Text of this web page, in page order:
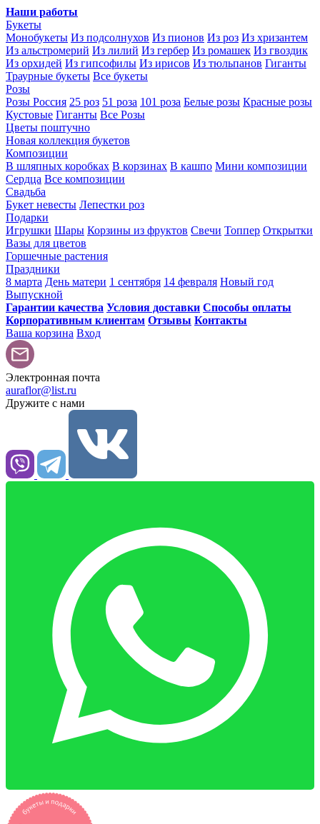
Наши работы
Букеты
Монобукеты Из подсолнухов Из пионов Из роз Из хризантем
Из альстромерий Из лилий Из гербер Из ромашек Из гвоздик
Из орхидей Из гипсофилы Из ирисов Из тюльпанов Гиганты
Траурные букеты Все букеты
Розы
Розы Россия 25 роз 51 роза 101 роза Белые розы Красные розы
Кустовые Гиганты Все Розы
Цветы поштучно
Новая коллекция букетов
Композиции
В шляпных коробках В корзинах В кашпо Мини композиции
Сердца Все композиции
Свадьба
Букет невесты Лепестки роз
Подарки
Игрушки Шары Корзины из фруктов Свечи Топпер Открытки
Вазы для цветов
Горшечные растения
Праздники
8 марта День матери 1 сентября 14 февраля Новый год
Выпускной
Гарантии качества Условия доставки Способы оплаты
Корпоративным клиентам Отзывы Контакты
Ваша корзина Вход
Электронная почта
auraflor@list.ru
Дружите с нами